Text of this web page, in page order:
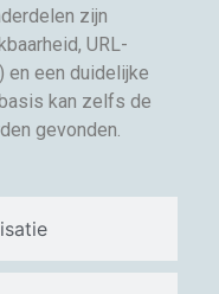
zijn
URL-
en een duidelijke
kan zelfs de
gevonden.